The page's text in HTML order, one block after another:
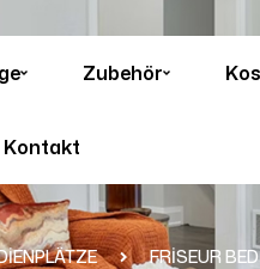
Zubehör
Kontakt
FRİSEUR